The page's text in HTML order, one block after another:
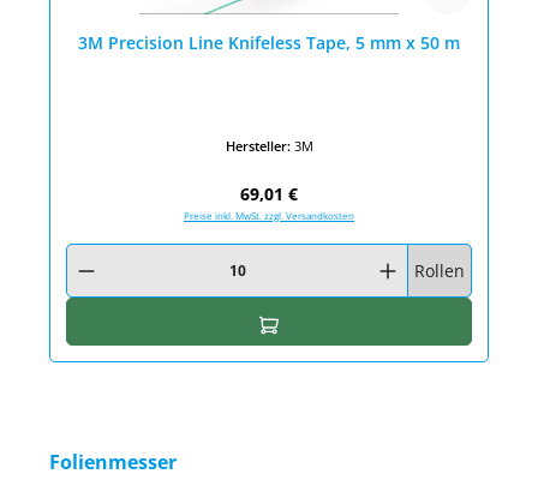
3M Precision Line Knifeless Tape, 5 mm x 50 m
Hersteller: 3M
Regulärer Preis:
69,01 €
Preise inkl. MwSt. zzgl. Versandkosten
Produkt Anzahl: Gib den gewünschten Wert ein oder benutze die
Rollen
In den Warenkorb
Folienmesser